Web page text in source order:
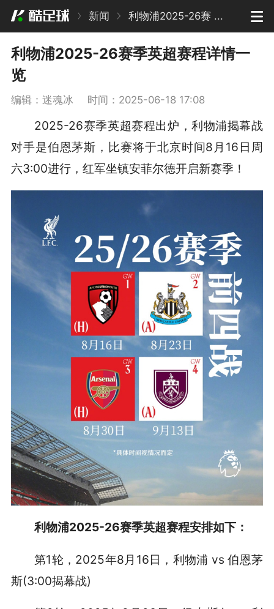
新闻 利物浦2025-26赛 ...
利物浦2025-26赛季英超赛程详情一
览
编辑：迷魂冰 时间：2025-06-18 17:08
2025-26赛季英超赛程出炉，利物浦揭幕战
对手是伯恩茅斯，比赛将于北京时间8月16日周
六3:00进行，红军坐镇安菲尔德开启新赛季！
利物浦2025-26赛季英超赛程安排如下：
第1轮，2025年8月16日，利物浦 vs 伯恩茅
斯(3:00揭幕战)